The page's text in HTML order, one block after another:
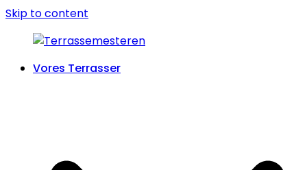
Skip to content
Vores Terrasser